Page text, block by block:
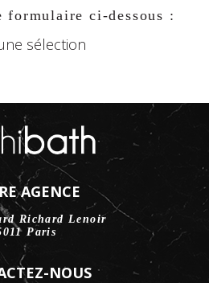
ci-dessous :
sélection
AGENCE
Richard Lenoir
Paris
NOUS